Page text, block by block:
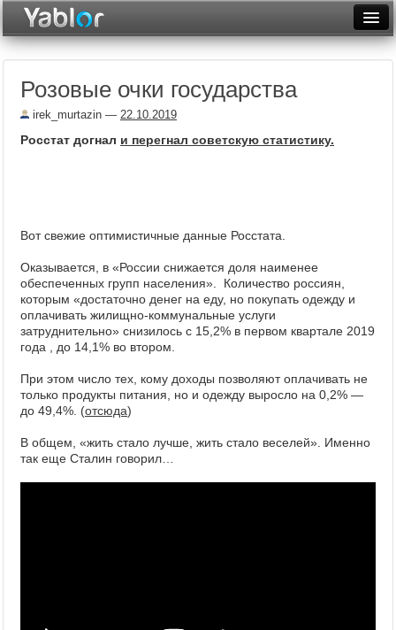
Неделя
Видеотоп
Розовые очки государства
irek_murtazin — 22.10.2019
Росстат догнал и перегнал советскую статистику.
Вот свежие оптимистичные данные Росстата.
Оказывается, в «России снижается доля наименее
обеспеченных групп населения». Количество россиян,
которым «достаточно денег на еду, но покупать одежду и
оплачивать жилищно-коммунальные услуги
затруднительно» снизилось с 15,2% в первом квартале 2019
года , до 14,1% во втором.
При этом число тех, кому доходы позволяют оплачивать не
только продукты питания, но и одежду выросло на 0,2% —
до 49,4%. (отсюда)
В общем, «жить стало лучше, жить стало веселей». Именно
так еще Сталин говорил…